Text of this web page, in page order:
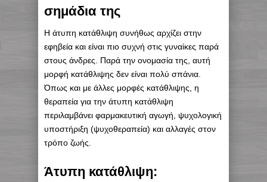
σημάδια της
Η άτυπη κατάθλιψη συνήθως αρχίζει στην
εφηβεία και είναι πιο συχνή στις γυναίκες παρά
στους άνδρες. Παρά την ονομασία της, αυτή
μορφή κατάθλιψης δεν είναι πολύ σπάνια.
Όπως και με άλλες μορφές κατάθλιψης, η
θεραπεία για την άτυπη κατάθλιψη
περιλαμβάνει φαρμακευτική αγωγή, ψυχολογική
υποστήριξη (ψυχοθεραπεία) και αλλαγές στον
τρόπο ζωής.
Άτυπη κατάθλιψη: